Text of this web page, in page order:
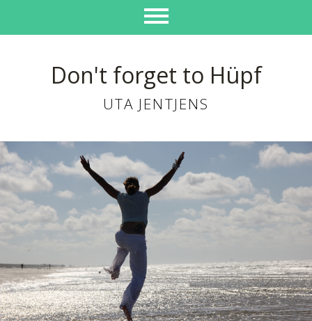
Don't forget to Hüpf
UTA JENTJENS